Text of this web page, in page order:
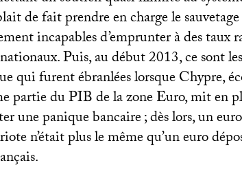
de fait prendre en charge le
incapables d’emprunter à des taux
Puis, au début 2013, ce sont
qui furent ébranlées lorsque Chypre,
partie duPIBde la zone Euro, mit en
une panique bancaire; dès lors, un
n’était plus le même qu’un euro